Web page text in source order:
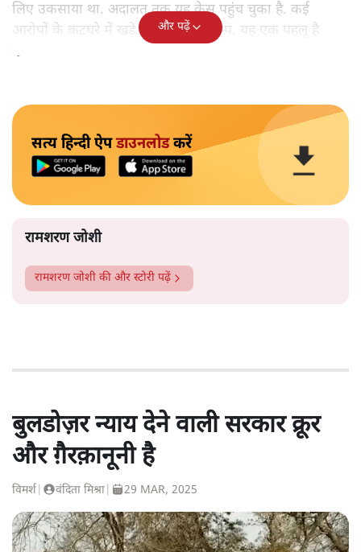
लिए उकसाया था. अदालत तक यह केस पहुंच चुका है. कई
आरोपों के कटघरे में खड़े हैं पूर्व राष्ट्रपति ट्रम्प. यह एक पहलू है
चुनाव का।
और पढ़ें
सत्य हिन्दी ऐपडाउनलोडकरें
रामशरण जोशी
रामशरण जोशी की और स्टोरी पढ़ें
बुलडोज़र न्याय देने वाली सरकार क्रूर
और ग़ैरक़ानूनी है
विमर्श वंदिता मिश्रा 29 MAR, 2025